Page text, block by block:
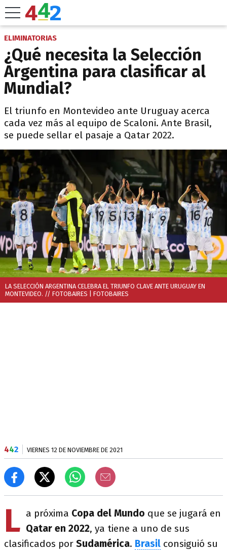
ELIMINATORIAS
¿Qué necesita la Selección
Argentina para clasificar al
Mundial?
El triunfo en Montevideo ante Uruguay acerca
cada vez más al equipo de Scaloni. Ante Brasil,
se puede sellar el pasaje a Qatar 2022.
LA SELECCIÓN ARGENTINA CELEBRA EL TRIUNFO CLAVE ANTE URUGUAY EN
MONTEVIDEO. // FOTOBAIRES | FOTOBAIRES
442 VIERNES 12 DE NOVIEMBRE DE 2021
L a próxima Copa del Mundo que se jugará en
Qatar en 2022, ya tiene a uno de sus
clasificados por Sudamérica. Brasil consiguió su